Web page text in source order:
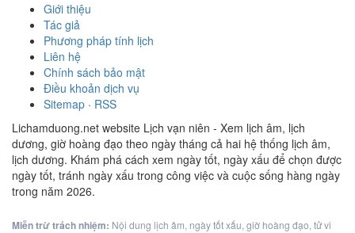
Giới thiệu
Tác giả
Phương pháp tính lịch
Liên hệ
Chính sách bảo mật
Điều khoản dịch vụ
Sitemap · RSS
Lichamduong.net website Lịch vạn niên - Xem lịch âm, lịch
dương, giờ hoàng đạo theo ngày tháng cả hai hệ thống lịch âm,
lịch dương. Khám phá cách xem ngày tốt, ngày xấu để chọn được
ngày tốt, tránh ngày xấu trong công việc và cuộc sống hàng ngày
trong năm 2026.
Miễn trừ trách nhiệm: Nội dung lịch âm, ngày tốt xấu, giờ hoàng đạo, tử vi